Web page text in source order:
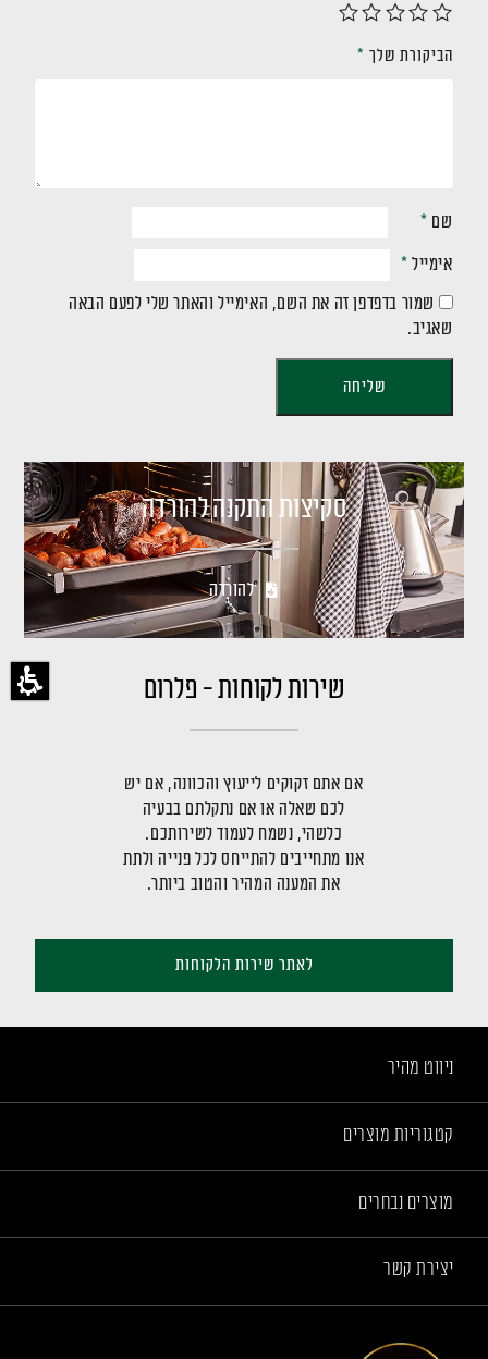
הביקורת שלך *
שם *
אימייל *
שמור בדפדפן זה את השם, האימייל והאתר שלי לפעם הבאה
שאגיב.
סקיצות התקנה להורדה
להורדה
שירות לקוחות - פלרום
אם אתם זקוקים לייעוץ והכוונה, אם יש
לכם שאלה או אם נתקלתם בבעיה
כלשהי, נשמח לעמוד לשירותכם.
אנו מתחייבים להתייחס לכל פנייה ולתת
את המענה המהיר והטוב ביותר.
לאתר שירות הלקוחות
ניווט מהיר
קטגוריות מוצרים
מוצרים נבחרים
יצירת קשר